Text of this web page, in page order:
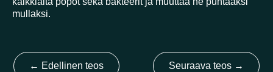
Yhdysvallat
Not selected
mullaksi.
← Edellinen teos Seuraava teos →